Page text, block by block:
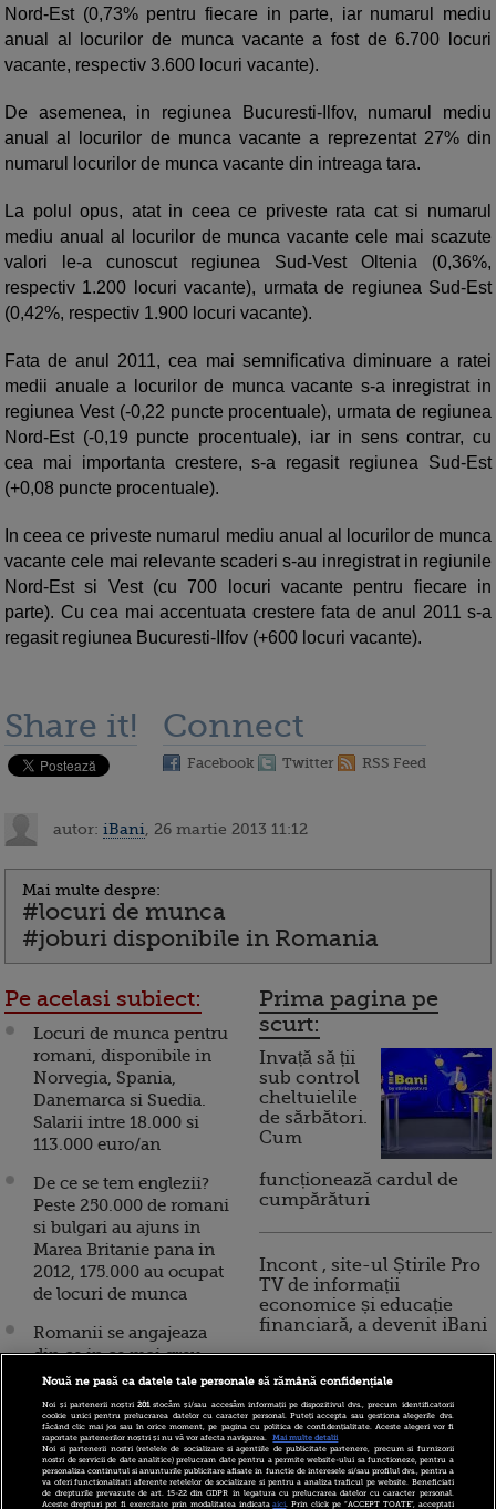
Nord-Est (0,73% pentru fiecare in parte, iar numarul mediu
anual al locurilor de munca vacante a fost de 6.700 locuri
vacante, respectiv 3.600 locuri vacante).
De asemenea, in regiunea Bucuresti-Ilfov, numarul mediu
anual al locurilor de munca vacante a reprezentat 27% din
numarul locurilor de munca vacante din intreaga tara.
La polul opus, atat in ceea ce priveste rata cat si numarul
mediu anual al locurilor de munca vacante cele mai scazute
valori le-a cunoscut regiunea Sud-Vest Oltenia (0,36%,
respectiv 1.200 locuri vacante), urmata de regiunea Sud-Est
(0,42%, respectiv 1.900 locuri vacante).
Fata de anul 2011, cea mai semnificativa diminuare a ratei
medii anuale a locurilor de munca vacante s-a inregistrat in
regiunea Vest (-0,22 puncte procentuale), urmata de regiunea
Nord-Est (-0,19 puncte procentuale), iar in sens contrar, cu
cea mai importanta crestere, s-a regasit regiunea Sud-Est
(+0,08 puncte procentuale).
In ceea ce priveste numarul mediu anual al locurilor de munca
vacante cele mai relevante scaderi s-au inregistrat in regiunile
Nord-Est si Vest (cu 700 locuri vacante pentru fiecare in
parte). Cu cea mai accentuata crestere fata de anul 2011 s-a
regasit regiunea Bucuresti-Ilfov (+600 locuri vacante).
Share it! Connect
Facebook Twitter RSS Feed
autor: iBani , 26 martie 2013 11:12
Mai multe despre:
#locuri de munca
#joburi disponibile in Romania
Pe acelasi subiect:
Locuri de munca pentru
romani, disponibile in
Norvegia, Spania,
Danemarca si Suedia.
Salarii intre 18.000 si
113.000 euro/an
De ce se tem englezii?
Peste 250.000 de romani
si bulgari au ajuns in
Marea Britanie pana in
2012, 175.000 au ocupat
de locuri de munca
Romanii se angajeaza
din ce in ce mai greu.
Care sunt domeniile care
ofera cele mai putine
locuri de munca vacante
Locuri de munca in
Germania, pentru salarii
cuprinse intre 1.720 si
Prima pagina pe
scurt:
Invață să ții
sub control
cheltuielile
de sărbători.
Cum
funcționează cardul de
cumpărături
Incont , site-ul Știrile Pro
TV de informații
economice și educație
financiară, a devenit iBani
10 reguli pentru decizii
financiare inteligente
Nouă ne pasă ca datele tale personale să rămână confidențiale
Noi și partenerii noștri201stocăm și/sau accesăm informații pe dispozitivul dvs., precum identificatorii
cookie unici pentru prelucrarea datelor cu caracter personal. Puteți accepta sau gestiona alegerile dvs.
făcând clic mai jos sau în orice moment, pe pagina cu politica de confidențialitate. Aceste alegeri vor fi
raportate partenerilor noștri și nu vă vor afecta navigarea.
Mai multe detalii
Noi si partenerii nostri (retelele de socializare si agentiile de publicitate partenere, precum si furnizorii
nostri de servicii de date analitice) prelucram date pentru a permite website-ului sa functioneze, pentru a
personaliza continutul si anunturile publicitare afisate in functie de interesele si/sau profilul dvs., pentru a
va oferi functionalitati aferente retelelor de socializare si pentru a analiza traficul pe website. Beneficiati
de drepturile prevazute de art. 15-22 din GDPR in legatura cu prelucrarea datelor cu caracter personal.
Aceste drepturi pot fi exercitate prin modalitatea indicataaici. Prin click pe “ACCEPT TOATE”, acceptati